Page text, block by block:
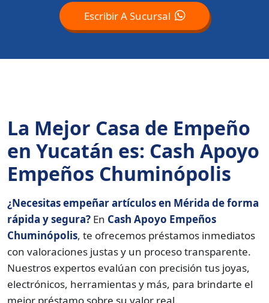
Escribir A Sucursal
La Mejor Casa de Empeño
en Yucatán es: Cash Apoyo
Empeños Chuminópolis
¿Necesitas empeñar artículos en Mérida de forma
rápida y segura? En Cash Apoyo Empeños
Chuminópolis, te ofrecemos préstamos inmediatos
con valoraciones justas y un proceso transparente.
Nuestros expertos evalúan con precisión tus joyas,
electrónicos, herramientas y más, para brindarte el